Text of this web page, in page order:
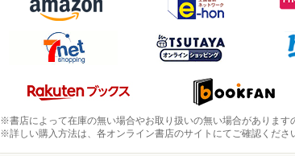
※書店によって在庫の無い場合やお取り扱いの無い場合があります
※詳しい購入方法は、各オンライン書店のサイトにてご確認くださ